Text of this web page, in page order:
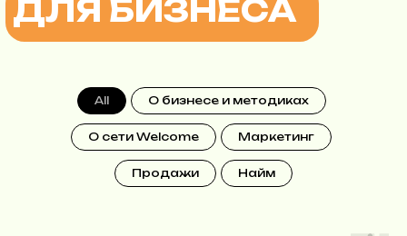
All О бизнесе и методиках
О сети Welcome Маркетинг
Продажи Найм